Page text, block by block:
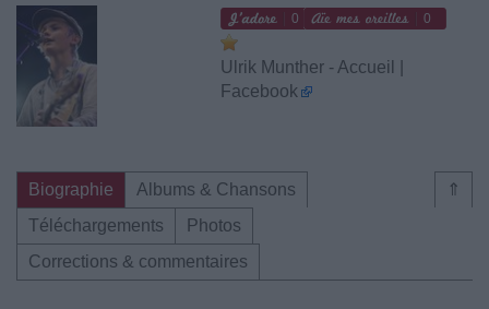
0 0
Ulrik Munther - Accueil |
Facebook
⇑
Biographie
Albums & Chansons
Téléchargements
Photos
Corrections & commentaires